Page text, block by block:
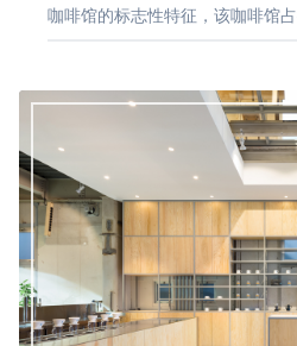
咖啡馆的标志性特征，该咖啡馆